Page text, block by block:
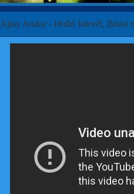
Ajtay Andor - Hulló falevél, Bözsi